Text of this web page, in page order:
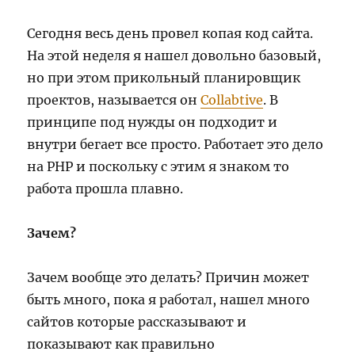
Сегодня весь день провел копая код сайта.
На этой неделя я нашел довольно базовый,
но при этом прикольный планировщик
проектов, называется онCollabtive. В
принципе под нужды он подходит и
внутри бегает все просто. Работает это дело
на PHP и поскольку с этим я знаком то
работа прошла плавно.
Зачем?
Зачем вообще это делать? Причин может
быть много, пока я работал, нашел много
сайтов которые рассказывают и
показывают как правильно